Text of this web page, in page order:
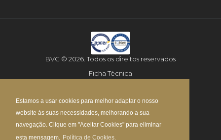
Estamos a usar cookies para melhor adaptar o nosso
website às suas necessidades, melhorando a sua
navegação. Clique em "Aceitar Cookies" para eliminar
esta mensagem. Política de Cookies.
BVC © 2026. Todos os direitos reservados
Ficha Técnica
Política de Privacidade
Mapa do Site